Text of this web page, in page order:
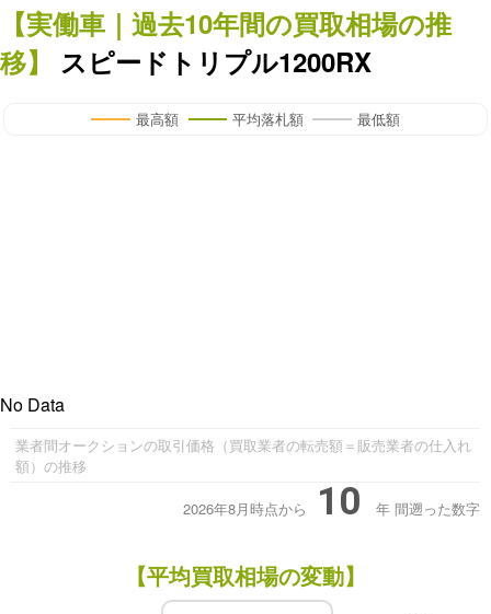
【実働車 ｜過去10年間の買取相場の推
移】 スピードトリプル1200RX
最高額 平均落札額 最低額
No Data
業者間オークションの取引価格（買取業者の転売額＝販売業者の仕入れ
額）の推移
2026年8月時点から 10 年 間遡った数字
【平均買取相場の変動】